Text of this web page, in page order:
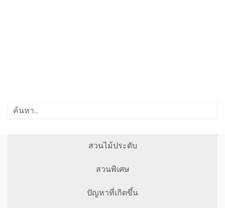
สวนไม้ประดับ
สวนพิเศษ
ปัญหาที่เกิดขึ้น